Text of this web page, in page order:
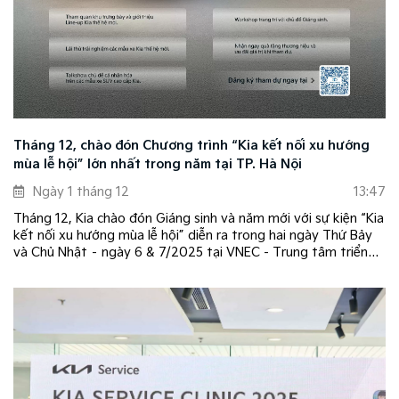
Tháng 12, chào đón Chương trình “Kia kết nối xu hướng
mùa lễ hội” lớn nhất trong năm tại TP. Hà Nội
Ngày 1 tháng 12
13:47
Tháng 12, Kia chào đón Giáng sinh và năm mới với sự kiện “Kia
kết nối xu hướng mùa lễ hội” diễn ra trong hai ngày Thứ Bảy
và Chủ Nhật – ngày 6 & 7/2025 tại VNEC - Trung tâm triển